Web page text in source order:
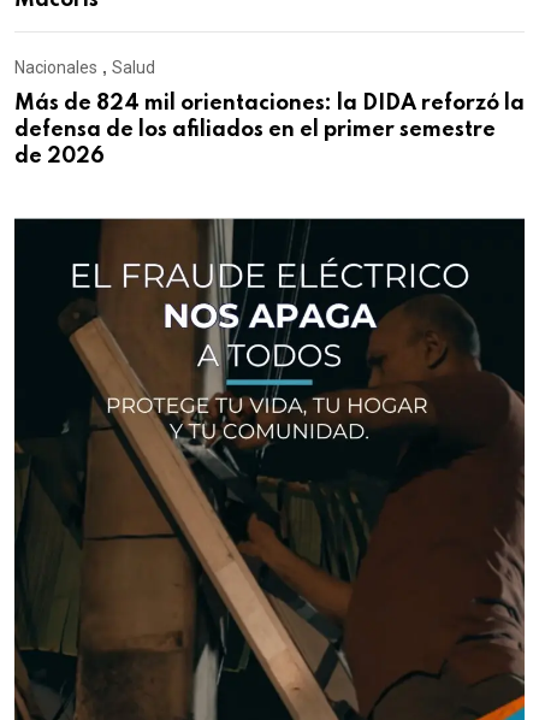
Nacionales , Salud
Más de 824 mil orientaciones: la DIDA reforzó la
defensa de los afiliados en el primer semestre
de 2026